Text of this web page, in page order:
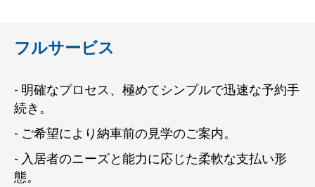
フルサービス
- 明確なプロセス、極めてシンプルで迅速な予約手
続き。
- ご希望により納車前の見学のご案内。
- 入居者のニーズと能力に応じた柔軟な支払い形
態。